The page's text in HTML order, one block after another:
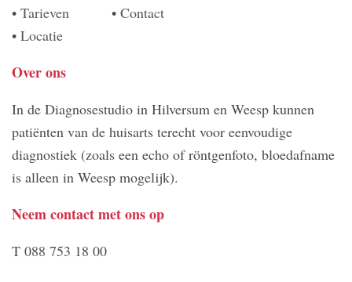
• Tarieven
• Locatie
• Contact
Over ons
In de Diagnosestudio in Hilversum en Weesp kunnen
patiënten van de huisarts terecht voor eenvoudige
diagnostiek (zoals een echo of röntgenfoto, bloedafname
is alleen in Weesp mogelijk).
Neem contact met ons op
T 088 753 18 00